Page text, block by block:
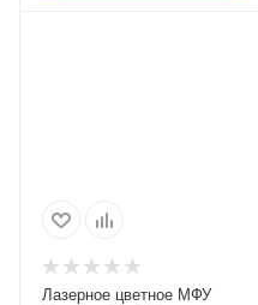
Лазерное цветное МФУ